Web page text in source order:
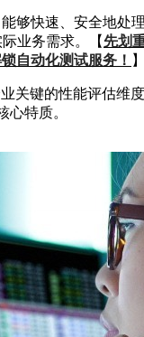
够快速、安全地处
业务需求。【 先划
自动化测试服务！ 】
关键的性能评估维
特质。